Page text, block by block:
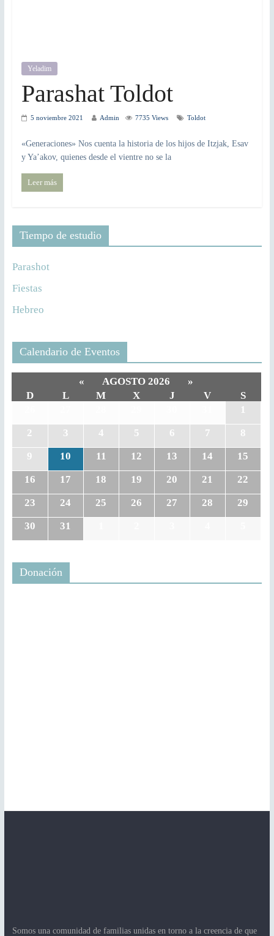
Yeladim
Parashat Toldot
5 noviembre 2021 Admin 7735 Views Toldot
«Generaciones»​ Nos cuenta la historia de los hijos de Itzjak, Esav
y Ya’akov, quienes desde el vientre no se la
Leer más
Tiempo de estudio
Parashot
Fiestas
Hebreo
Calendario de Eventos
« AGOSTO 2026
»
D
L M X J V
S
1
2
3 4 5 6 7
8
9
10 11 12 13 14
15
16
17 18 19 20 21
22
23
24 25 26 27 28
29
30
31
Donación
Somos una comunidad de familias unidas en torno a la creencia de que